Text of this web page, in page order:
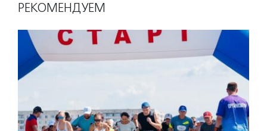
РЕКОМЕНДУЕМ